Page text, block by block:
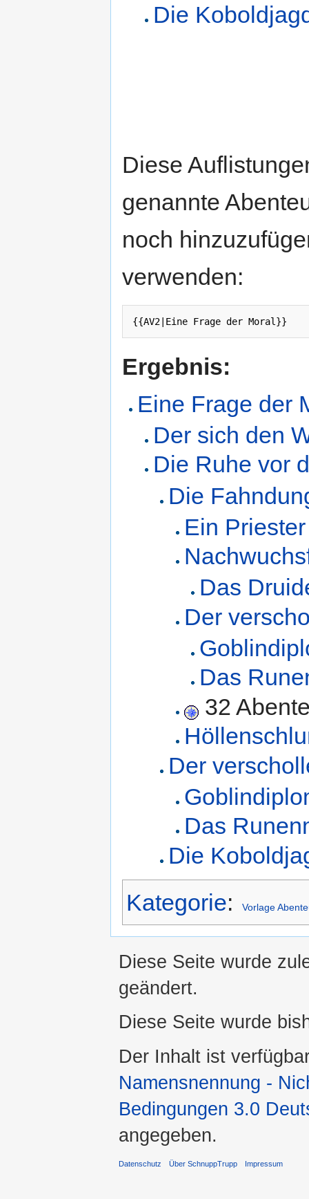
Die
Diese
genannte
noch
verwenden:
Ergebnis:
Eine Frage der
Der sich den
Die Ruhe vor
Die
Ein
Das
Der
Das
32
Der
Das
Die
Kategorie: Vorlage
Diese Seite wurde
geändert.
Diese Seite wurde
Der Inhalt ist
Namensnennung -
Bedingungen 3.0
angegeben.
Datenschutz Über SchnuppTrupp Impressum